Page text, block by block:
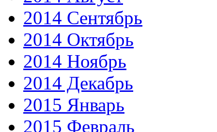
2014 Сентябрь
2014 Октябрь
2014 Ноябрь
2014 Декабрь
2015 Январь
2015 Февраль